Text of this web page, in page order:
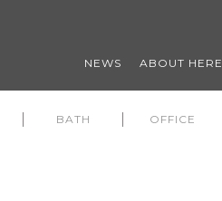
NEWS ABOUT HERE
BATH OFFICE